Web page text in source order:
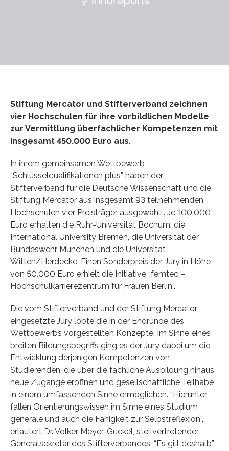
Stiftung Mercator und Stifterverband zeichnen
vier Hochschulen für ihre vorbildlichen Modelle
zur Vermittlung überfachlicher Kompetenzen mit
insgesamt 450.000 Euro aus.
In ihrem gemeinsamen Wettbewerb
“Schlüsselqualifikationen plus” haben der
Stifterverband für die Deutsche Wissenschaft und die
Stiftung Mercator aus insgesamt 93 teilnehmenden
Hochschulen vier Preisträger ausgewählt. Je 100.000
Euro erhalten die Ruhr-Universität Bochum, die
International University Bremen, die Universität der
Bundeswehr München und die Universität
Witten/Herdecke. Einen Sonderpreis der Jury in Höhe
von 50.000 Euro erhielt die Initiative “femtec –
Hochschulkarrierezentrum für Frauen Berlin”.
Die vom Stifterverband und der Stiftung Mercator
eingesetzte Jury lobte die in der Endrunde des
Wettbewerbs vorgestellten Konzepte. Im Sinne eines
breiten Bildungsbegriffs ging es der Jury dabei um die
Entwicklung derjenigen Kompetenzen von
Studierenden, die über die fachliche Ausbildung hinaus
neue Zugänge eröffnen und gesellschaftliche Teilhabe
in einem umfassenden Sinne ermöglichen. “Hierunter
fallen Orientierungswissen im Sinne eines Studium
generale und auch die Fähigkeit zur Selbstreflexion”,
erläutert Dr. Volker Meyer-Guckel, stellvertretender
Generalsekretär des Stifterverbandes. “Es gilt deshalb”,